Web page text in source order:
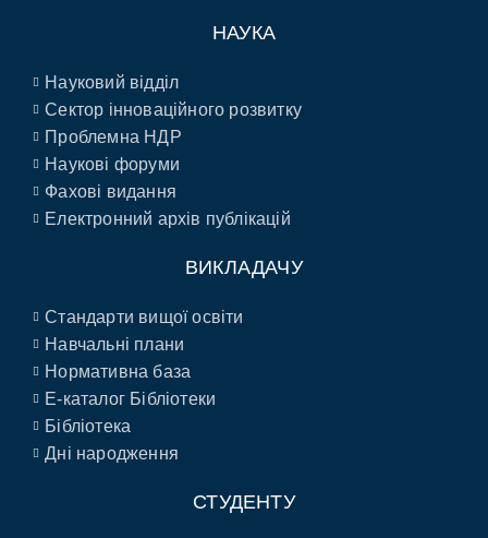
НАУКА
Науковий відділ
Сектор інноваційного розвитку
Проблемна НДР
Наукові форуми
Фахові видання
Електронний архів публікацій
ВИКЛАДАЧУ
Стандарти вищої освіти
Навчальні плани
Нормативна база
E-каталог Бібліотеки
Бібліотека
Дні народження
СТУДЕНТУ